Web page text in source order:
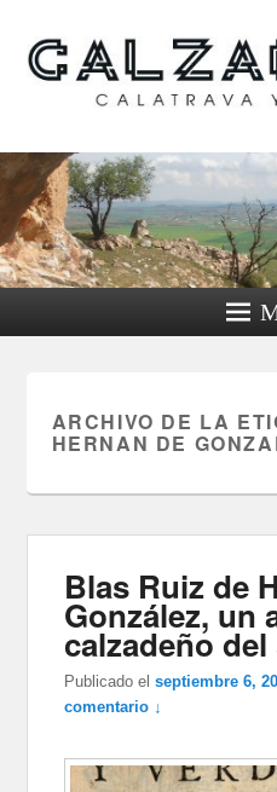
Calzada
su
ARCHIVO DE LA
HERNAN DE
Blas Ruiz de
González, un
calzadeño
Publicado el septiembre 6,
comentario ↓